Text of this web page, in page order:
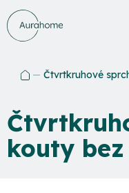
Přejít
na
obsah
Čtvrtkruhové
kouty